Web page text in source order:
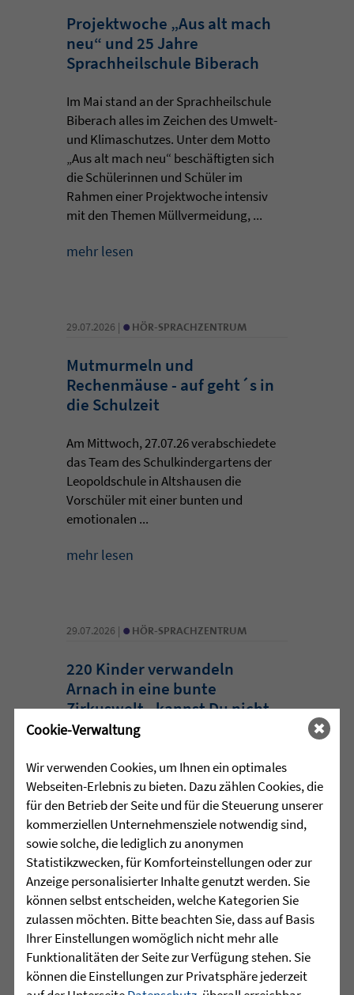
Projektwoche „Aus alt mach
neu“ und 25 Jahre
Sprachheilschule Biberach
Im Mai stand an der Sprachheilschule
Biberach alles im Zeichen des Umwelt-
und Klimaschutzes. Unter dem Motto
„Aus alt mach neu“ beschäftigten sich
die Schülerinnen und Schüler im
Rahmen einer Projektwoche intensiv
mit den Themen Müllvermeidung, ...
mehr lesen
29.07.2026 | • HÖR-SPRACHZENTRUM
Mutmurmeln und
Rechenmäuse - auf geht´s in
die Schulzeit
Am Mittwoch, 27.07.26 verabschiedete
das Team des Schulkindergartens der
Leopoldschule in Altshausen die
Vorschüler mit einer bunten und
emotionalen ...
mehr lesen
29.07.2026 | • HÖR-SPRACHZENTRUM
220 Kinder verwandeln
Arnach in eine bunte
Zirkuswelt - kannst Du nicht
war gestern
Eine Woche lang herrschte in Arnach
ganz besondere Zirkusluft: Gemeinsam
haben die Sprachheilschule Arnach der
Zieglerschen, die Grundschule Arnach
und der Kindergarten Arnach ein
außergewöhnliches Zirkusprojekt mit
dem Zirkus ZappZarap aus Leverkusen
...
mehr lesen
Cookie-Verwaltung
Wir verwenden Cookies, um Ihnen ein optimales
Webseiten-Erlebnis zu bieten. Dazu zählen Cookies, die
für den Betrieb der Seite und für die Steuerung unserer
kommerziellen Unternehmensziele notwendig sind,
sowie solche, die lediglich zu anonymen
Statistikzwecken, für Komforteinstellungen oder zur
Anzeige personalisierter Inhalte genutzt werden. Sie
können selbst entscheiden, welche Kategorien Sie
zulassen möchten. Bitte beachten Sie, dass auf Basis
Ihrer Einstellungen womöglich nicht mehr alle
Funktionalitäten der Seite zur Verfügung stehen. Sie
können die Einstellungen zur Privatsphäre jederzeit